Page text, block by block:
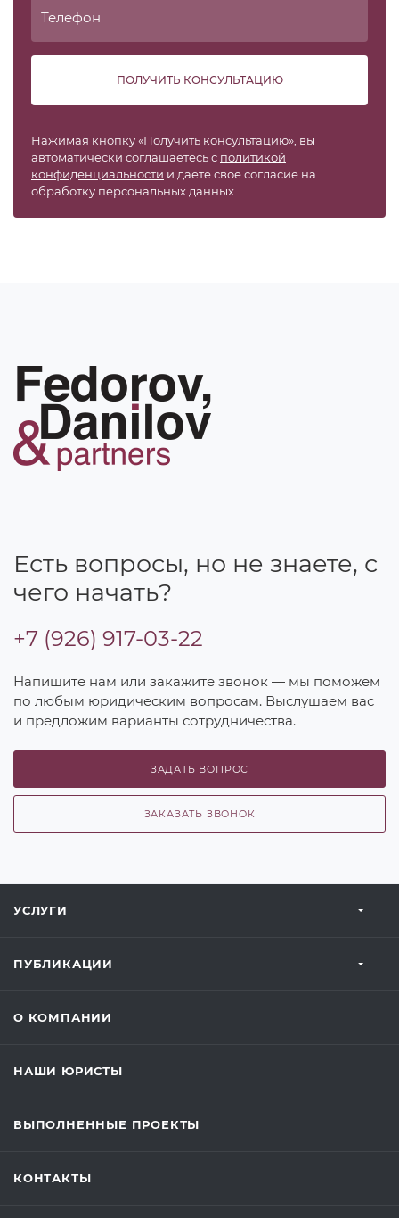
ПОЛУЧИТЬ КОНСУЛЬТАЦИЮ
Нажимая кнопку «Получить консультацию», вы
автоматически соглашаетесь с политикой
конфиденциальности и даете свое согласие на
обработку персональных данных.
Есть вопросы, но не знаете, с
чего начать?
+7 (926) 917-03-22
Напишите нам или закажите звонок — мы поможем
по любым юридическим вопросам. Выслушаем вас
и предложим варианты сотрудничества.
ЗАДАТЬ ВОПРОС
ЗАКАЗАТЬ ЗВОНОК
УСЛУГИ
ПУБЛИКАЦИИ
О КОМПАНИИ
НАШИ ЮРИСТЫ
ВЫПОЛНЕННЫЕ ПРОЕКТЫ
КОНТАКТЫ